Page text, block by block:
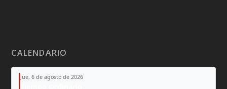
CALENDARIO
Jue, 6 de agosto de 2026